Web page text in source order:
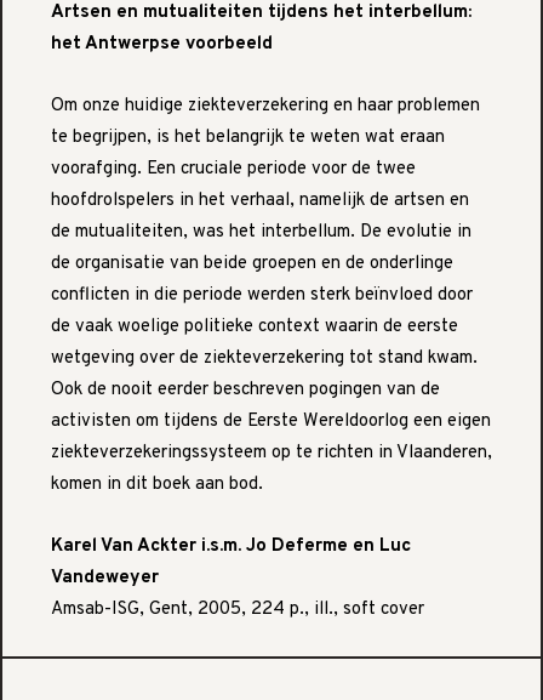
Artsen en mutualiteiten tijdens het interbellum:
het Antwerpse voorbeeld
Om onze huidige ziekteverzekering en haar problemen
te begrijpen, is het belangrijk te weten wat eraan
voorafging. Een cruciale periode voor de twee
hoofdrolspelers in het verhaal, namelijk de artsen en
de mutualiteiten, was het interbellum. De evolutie in
de organisatie van beide groepen en de onderlinge
conflicten in die periode werden sterk beïnvloed door
de vaak woelige politieke context waarin de eerste
wetgeving over de ziekteverzekering tot stand kwam.
Ook de nooit eerder beschreven pogingen van de
activisten om tijdens de Eerste Wereldoorlog een eigen
ziekteverzekeringssysteem op te richten in Vlaanderen,
komen in dit boek aan bod.
Karel Van Ackter i.s.m. Jo Deferme en Luc
Vandeweyer
Amsab-ISG, Gent, 2005, 224 p., ill., soft cover